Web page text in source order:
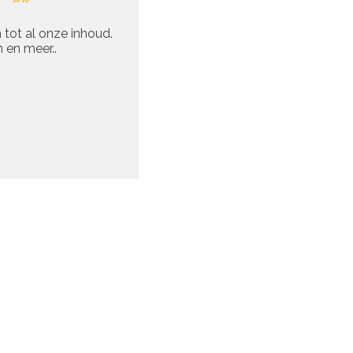
tot al onze inhoud.
meer..